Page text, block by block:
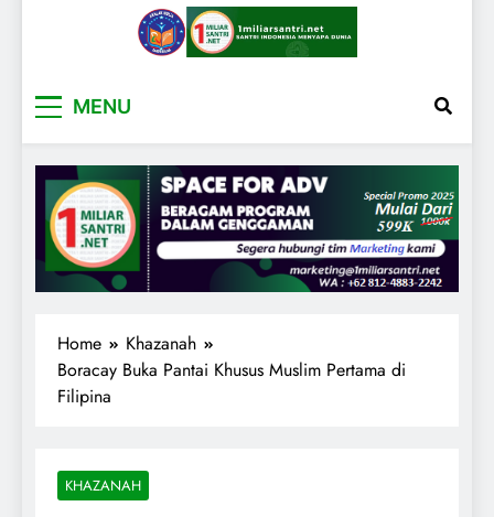
MENU
Home
Khazanah
Boracay Buka Pantai Khusus Muslim Pertama di
Filipina
KHAZANAH